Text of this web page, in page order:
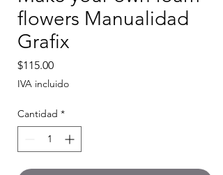
flowers Manualidad
Grafix
$115.00Precio
IVA incluido
Cantidad *